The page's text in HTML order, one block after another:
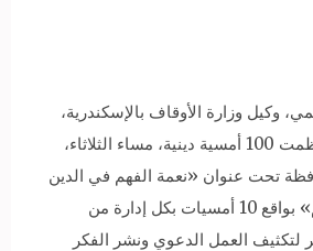
وكيل وزارة الأوقاف بالإسكندرية،
الأربعاء، إن المديرية نظمت 100 أمسية دينية، مساء الثلاثاء،
تحت عنوان «نعمة الفهم في الدين
وأثره في حياة المسلم» بواقع 10 أمسيات بكل إدارة من
لتكثيف العمل الدعوي ونشر الفكر